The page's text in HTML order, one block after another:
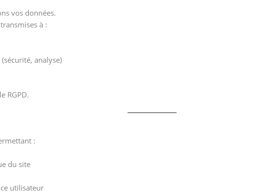
vos données.
à :
analyse)
RGPD.
:
du site
utilisateur